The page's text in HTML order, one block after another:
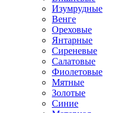
Изумрудные
Венге
Ореховые
Янтарные
Сиреневые
Салатовые
Фиолетовые
Мятные
Золотые
Синие